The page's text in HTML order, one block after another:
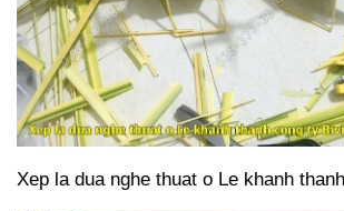
Xep la dua nghe thuat o Le khanh